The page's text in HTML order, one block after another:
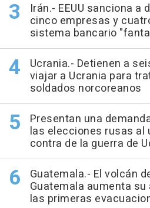
Irán.- EEUU sanciona
cinco empresas y
sistema bancario
Ucrania.- Detienen a
viajar a Ucrania para
soldados norcoreanos
Presentan una
las elecciones rusas al
contra de la guerra de
Guatemala.- El volcán
Guatemala aumenta
las primeras